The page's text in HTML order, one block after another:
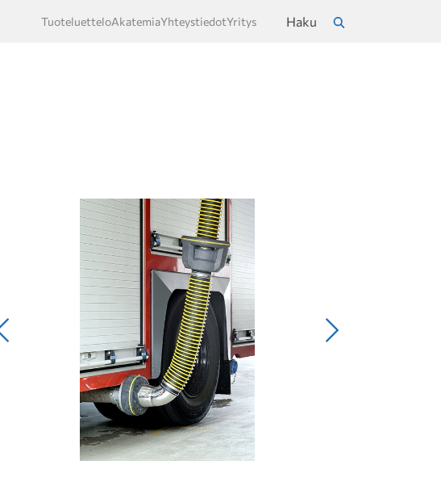
TuoteluetteloAkatemiaYhteystiedotYritys
Haku
Edellinen Seuraava